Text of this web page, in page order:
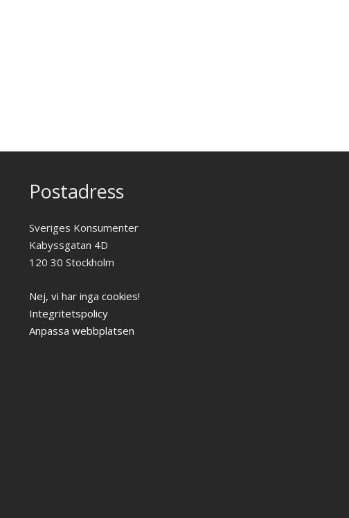
Postadress
Sveriges Konsumenter
Kabyssgatan 4D
120 30 Stockholm
Nej, vi har inga cookies!
Integritetspolicy
Anpassa webbplatsen